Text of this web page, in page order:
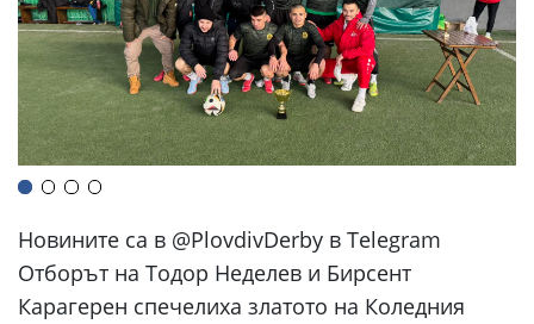
Новините са в @PlovdivDerby в Telegram
Отборът на Тодор Неделев и Бирсент
Карагерен спечелиха златото на Коледния